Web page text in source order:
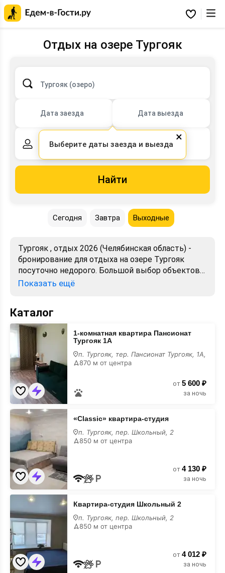
Избранное
Отдых на озере Тургояк
Тургояк (озеро)
Дата заезда Дата выезда
2 взрослых,0 детей
Найти
Сегодня Завтра Выходные
Тургояк , отдых 2026 (Челябинская область) -
бронирование для отдыха на озере Тургояк
посуточно недорого. Большой выбор объектов
для отдыха. Сравнивайте цены, читайте отзывы,
Показать ещё
Каталог
1-
комнатная
квартира
Пансионат
Тургояк
1А
1-комнатная квартира Пансионат
Тургояк 1А
п. Тургояк, тер. Пансионат Тургояк, 1А,
870 м от центра
от 5 600 ₽
за ночь
«Classic»
квартира-
студия
«Classic» квартира-студия
п. Тургояк, пер. Школьный, 2
850 м от центра
от 4 130 ₽
за ночь
Квартира-
Школьный
2
Квартира-студия Школьный 2
п. Тургояк, пер. Школьный, 2
850 м от центра
от 4 012 ₽
за ночь
×
Выберите даты заезда и выезда